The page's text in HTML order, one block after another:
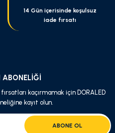
14 Gün içerisinde koşulsuz
iade fırsatı
ABONELİĞİ
kaçırmamak için DORALED
kayıt olun.
ABONE OL